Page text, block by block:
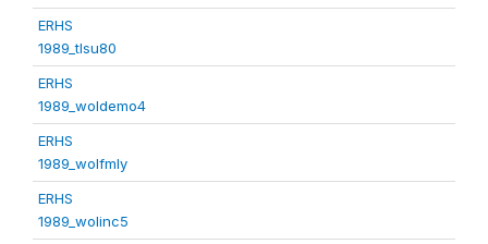
ERHS
1989_tlsu80
ERHS
1989_woldemo4
ERHS
1989_wolfmly
ERHS
1989_wolinc5